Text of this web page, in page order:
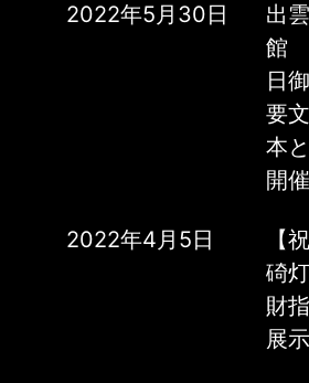
2022年5月30日
出
館
日
要
本
開
2022年4月5日
【
碕
財
展